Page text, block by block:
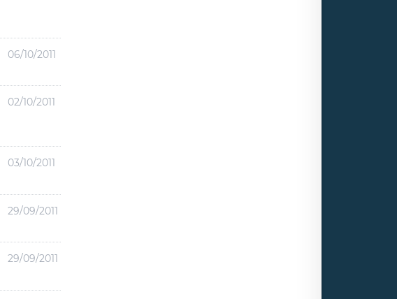
06/10/2011
02/10/2011
03/10/2011
29/09/2011
29/09/2011